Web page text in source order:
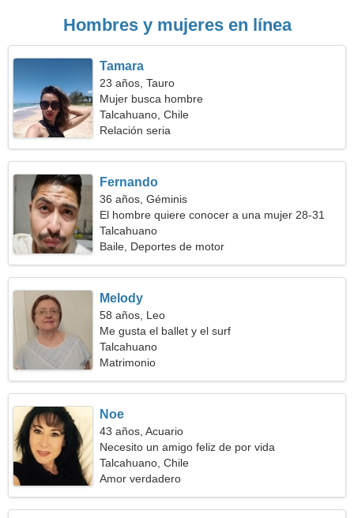
Hombres y mujeres en línea
Tamara
23 años, Tauro
Mujer busca hombre
Talcahuano, Chile
Relación seria
Fernando
36 años, Géminis
El hombre quiere conocer a una mujer 28-31
Talcahuano
Baile, Deportes de motor
Melody
58 años, Leo
Me gusta el ballet y el surf
Talcahuano
Matrimonio
Noe
43 años, Acuario
Necesito un amigo feliz de por vida
Talcahuano, Chile
Amor verdadero